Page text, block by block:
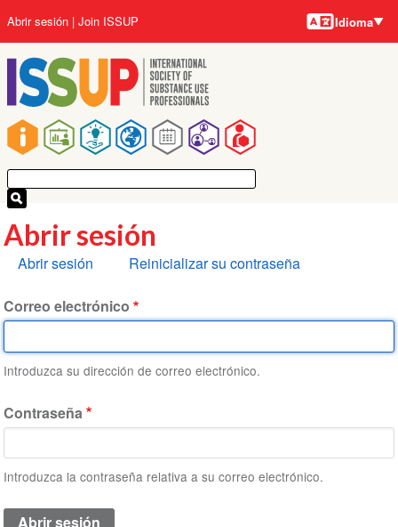
al
contenido
principal
Main
navigation
User
account
menu
Abrir sesión Join ISSUP Idiomas
Idioma
Abrir sesión
Solapas
Abrir sesión Reinicializar su contraseña
Correo electrónico
Introduzca su dirección de correo electrónico.
Contraseña
Introduzca la contraseña relativa a su correo electrónico.